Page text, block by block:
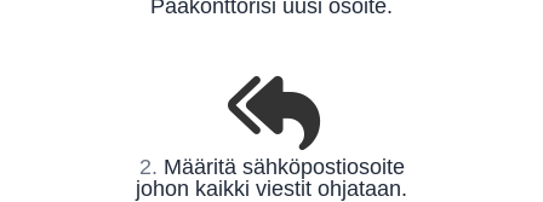
Pääkonttorisi uusi osoite.
2. Määritä sähköpostiosoite
johon kaikki viestit ohjataan.